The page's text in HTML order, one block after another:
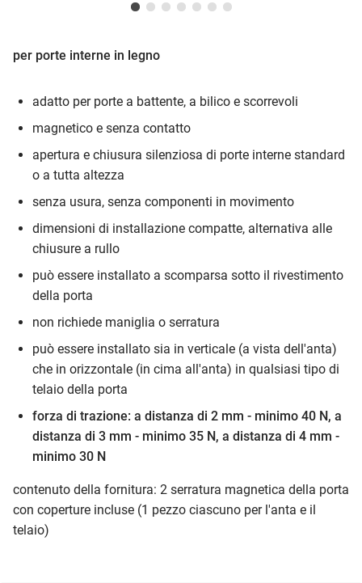
per porte interne in legno
adatto per porte a battente, a bilico e scorrevoli
magnetico e senza contatto
apertura e chiusura silenziosa di porte interne standard
o a tutta altezza
senza usura, senza componenti in movimento
dimensioni di installazione compatte, alternativa alle
chiusure a rullo
può essere installato a scomparsa sotto il rivestimento
della porta
non richiede maniglia o serratura
può essere installato sia in verticale (a vista dell'anta)
che in orizzontale (in cima all'anta) in qualsiasi tipo di
telaio della porta
forza di trazione: a distanza di 2 mm - minimo 40 N, a
distanza di 3 mm - minimo 35 N, a distanza di 4 mm -
minimo 30 N
contenuto della fornitura: 2 serratura magnetica della porta
con coperture incluse (1 pezzo ciascuno per l'anta e il
telaio)